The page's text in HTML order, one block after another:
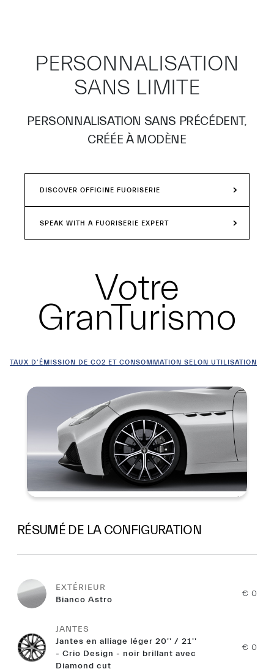
PERSONNALISATION
SANS LIMITE
PERSONNALISATION SANS PRÉCÉDENT,
CRÉÉE À MODÈNE
DISCOVER OFFICINE FUORISERIE
SPEAK WITH A FUORISERIE EXPERT
Votre
GranTurismo
TAUX D’ÉMISSION DE CO2 ET CONSOMMATION SELON UTILISATION
Résumé
RÉSUMÉ DE LA CONFIGURATION
EXTÉRIEUR
Bianco Astro
€ 0
JANTES
Jantes en alliage léger 20'' / 21''
- Crio Design - noir brillant avec
Diamond cut
€ 0